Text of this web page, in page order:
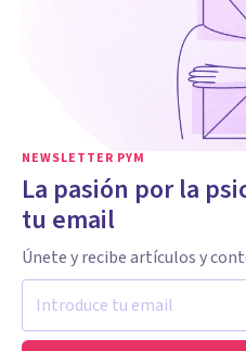
NEWSLETTER PYM
La pasión por la
tu email
Únete y recibe artículos y